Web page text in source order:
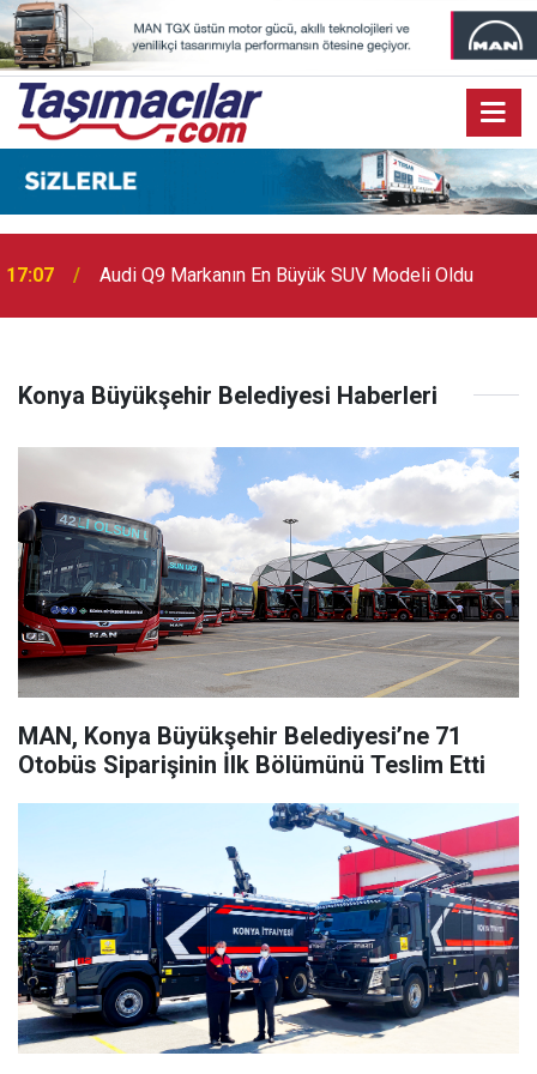
17:07 Audi Q9 Markanın En Büyük SUV Modeli Oldu
Konya Büyükşehir Belediyesi Haberleri
MAN, Konya Büyükşehir Belediyesi’ne 71
Otobüs Siparişinin İlk Bölümünü Teslim Etti